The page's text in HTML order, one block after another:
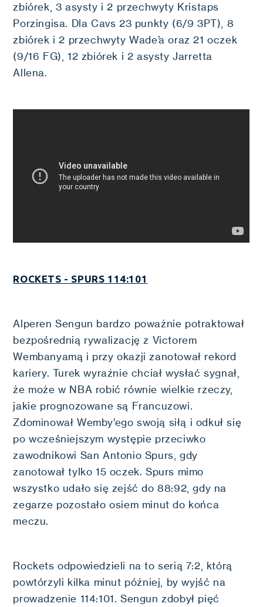
zbiórek, 3 asysty i 2 przechwyty Kristaps
Porzingisa. Dla Cavs 23 punkty (6/9 3PT), 8
zbiórek i 2 przechwyty Wade’a oraz 21 oczek
(9/16 FG), 12 zbiórek i 2 asysty Jarretta
Allena.
ROCKETS - SPURS 114:101
Alperen Sengun bardzo poważnie potraktował
bezpośrednią rywalizację z Victorem
Wembanyamą i przy okazji zanotował rekord
kariery. Turek wyraźnie chciał wysłać sygnał,
że może w NBA robić równie wielkie rzeczy,
jakie prognozowane są Francuzowi.
Zdominował Wemby’ego swoją siłą i odkuł się
po wcześniejszym występie przeciwko
zawodnikowi San Antonio Spurs, gdy
zanotował tylko 15 oczek. Spurs mimo
wszystko udało się zejść do 88:92, gdy na
zegarze pozostało osiem minut do końca
meczu.
Rockets odpowiedzieli na to serią 7:2, którą
powtórzyli kilka minut później, by wyjść na
prowadzenie 114:101. Sengun zdobył pięć